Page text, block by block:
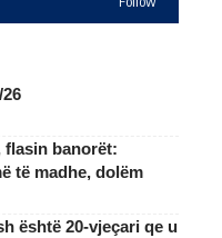
flasin banorët:
të madhe, dolëm
është 20-vjeçari qe u